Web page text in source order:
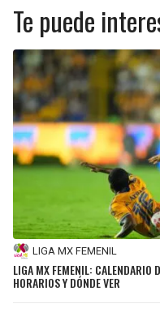
Te puede
LIGA MX FEMENIL
LIGA MX FEMENIL: CALENDARIO
HORARIOS Y DÓNDE VER